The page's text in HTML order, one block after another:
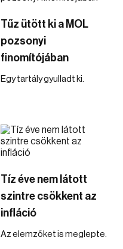
Tűz ütött ki a MOL
pozsonyi
finomítójában
Egy tartály gyulladt ki.
Tíz éve nem látott
szintre csökkent az
infláció
Az elemzőket is meglepte.